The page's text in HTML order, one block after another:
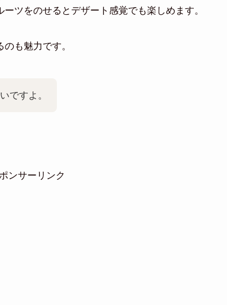
ツをのせるとデザート感覚でも楽しめます。
も魅力です。
ですよ。
ンサーリンク